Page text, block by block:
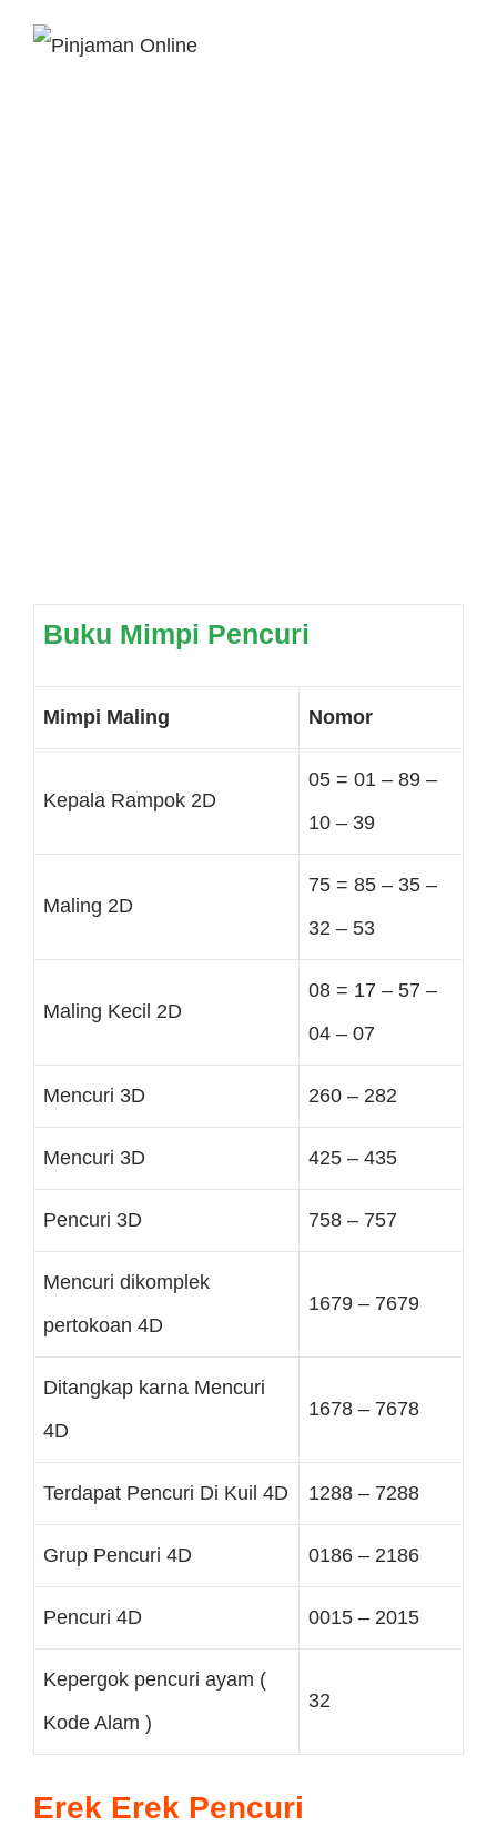
Buku Mimpi Pencuri
Mimpi Maling Nomor
Kepala Rampok 2D
05 = 01 – 89 –
10 – 39
Maling 2D
75 = 85 – 35 –
32 – 53
Maling Kecil 2D
08 = 17 – 57 –
04 – 07
Mencuri 3D 260 – 282
Mencuri 3D 425 – 435
Pencuri 3D 758 – 757
Mencuri dikomplek
pertokoan 4D
1679 – 7679
Ditangkap karna Mencuri
4D
1678 – 7678
Terdapat Pencuri Di Kuil 4D 1288 – 7288
Grup Pencuri 4D 0186 – 2186
Pencuri 4D 0015 – 2015
Kepergok pencuri ayam (
Kode Alam )
32
Erek Erek Pencuri